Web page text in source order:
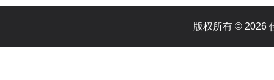
版权所有 © 2026